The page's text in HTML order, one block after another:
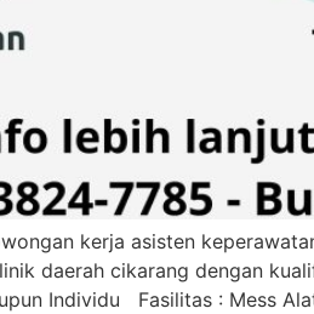
kerja asisten
daerah cikarang dengan
Individu Fasilitas : Mess